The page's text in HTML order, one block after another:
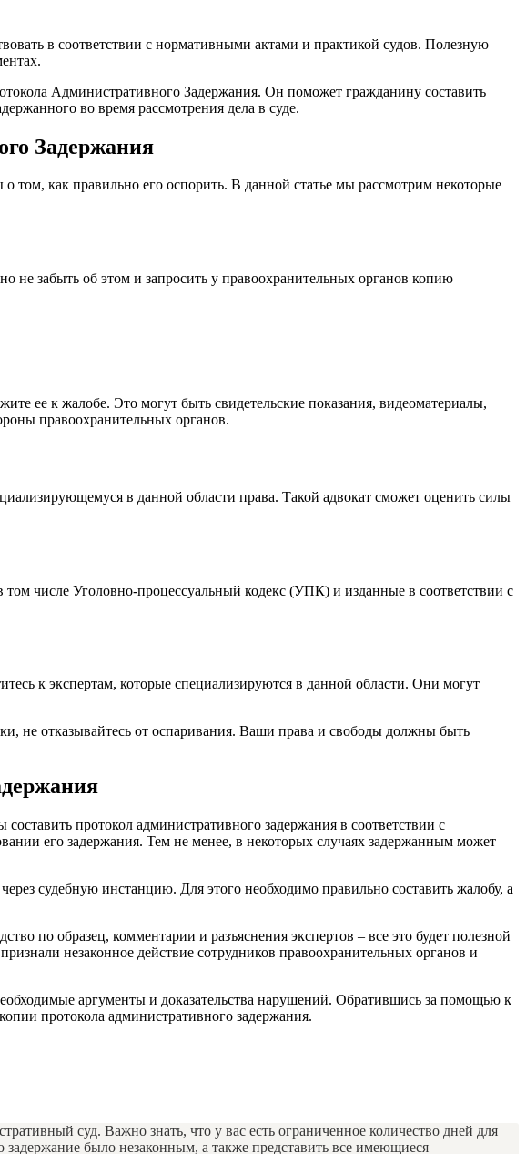
в соответствии с нормативными актами и практикой судов. Полезную
Административного Задержания. Он поможет гражданину составить
во время рассмотрения дела в суде.
Задержания
том, как правильно его оспорить. В данной статье мы рассмотрим некоторые
не забыть об этом и запросить у правоохранительных органов копию
ее к жалобе. Это могут быть свидетельские показания, видеоматериалы,
правоохранительных органов.
в данной области права. Такой адвокат сможет оценить силы
числе Уголовно-процессуальный кодекс (УПК) и изданные в соответствии с
к экспертам, которые специализируются в данной области. Они могут
не отказывайтесь от оспаривания. Ваши права и свободы должны быть
протокол административного задержания в соответствии с
его задержания. Тем не менее, в некоторых случаях задержанным может
судебную инстанцию. Для этого необходимо правильно составить жалобу, а
по образец, комментарии и разъяснения экспертов – все это будет полезной
незаконное действие сотрудников правоохранительных органов и
аргументы и доказательства нарушений. Обратившись за помощью к
протокола административного задержания.
суд. Важно знать, что у вас есть ограниченное количество дней для
было незаконным, а также представить все имеющиеся